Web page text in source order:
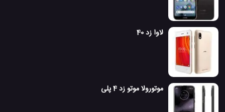
لاوا زد 40
موتورولا موتو زد 4 پلی